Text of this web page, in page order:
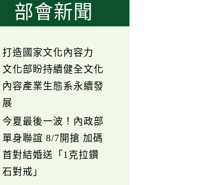
部會新聞
打造國家文化內容力
文化部盼持續健全文化
內容產業生態系永續發
展
今夏最後一波！內政部
單身聯誼 8/7開搶 加碼
首對結婚送「1克拉鑽
石對戒」